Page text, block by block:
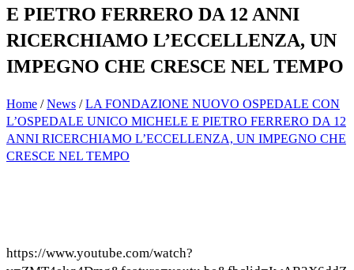
E PIETRO FERRERO DA 12 ANNI
RICERCHIAMO L’ECCELLENZA, UN
IMPEGNO CHE CRESCE NEL TEMPO
Home /News /LA FONDAZIONE NUOVO OSPEDALE CON
L’OSPEDALE UNICO MICHELE E PIETRO FERRERO DA 12
ANNI RICERCHIAMO L’ECCELLENZA, UN IMPEGNO CHE
CRESCE NEL TEMPO
https://www.youtube.com/watch?